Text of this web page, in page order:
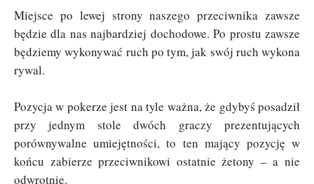
Miejsce po lewej strony naszego przeciwnika zawsze
będzie dla nas najbardziej dochodowe. Po prostu zawsze
będziemy wykonywać ruch po tym, jak swój ruch wykona
rywal.
Pozycja w pokerze jest na tyle ważna, że gdybyś posadził
przy jednym stole dwóch graczy prezentujących
porównywalne umiejętności, to ten mający pozycję w
końcu zabierze przeciwnikowi ostatnie żetony – a nie
odwrotnie.